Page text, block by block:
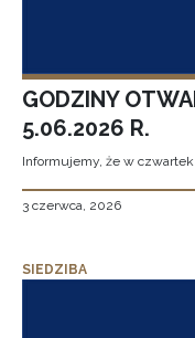
GODZINY
5.06.2026 R.
Informujemy, że w czwartek
3 czerwca, 2026
SIEDZIBA